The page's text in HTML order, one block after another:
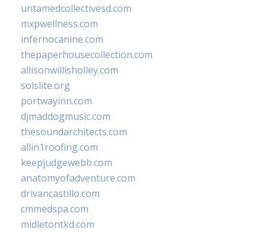
untamedcollectivesd.com
mxpwellness.com
infernocanine.com
thepaperhousecollection.com
allisonwillisholley.com
solslite.org
portwayinn.com
djmaddogmusic.com
thesoundarchitects.com
allin1roofing.com
keepjudgewebb.com
anatomyofadventure.com
drivancastillo.com
cmmedspa.com
midletontkd.com